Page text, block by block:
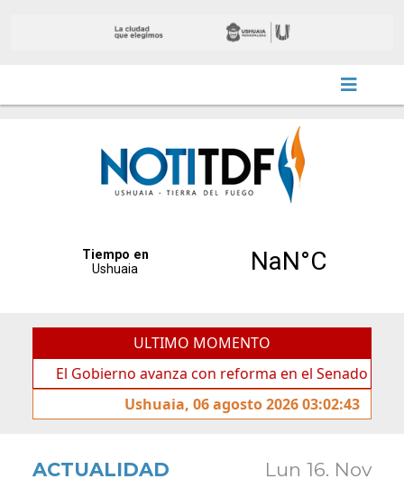
ULTIMO MOMENTO
El Gobierno avanza con reforma en el Senado
Ideas
Ushuaia, 06 agosto 2026 03:02:43
ACTUALIDAD Lun 16. Nov